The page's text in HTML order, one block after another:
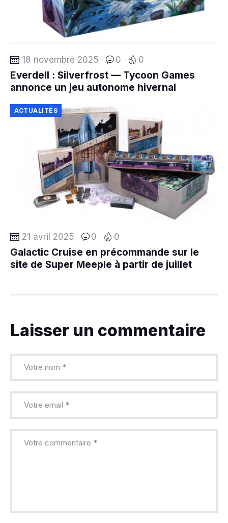
18 novembre 2025 0 0
Everdell : Silverfrost — Tycoon Games
annonce un jeu autonome hivernal
ACTUALITÉS
21 avril 2025 0 0
Galactic Cruise en précommande sur le
site de Super Meeple à partir de juillet
Laisser un commentaire